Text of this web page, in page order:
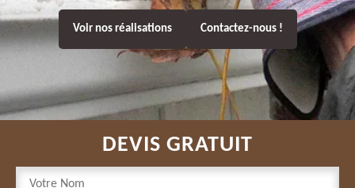
Voir nos réalisations Contactez-nous !
DEVIS GRATUIT